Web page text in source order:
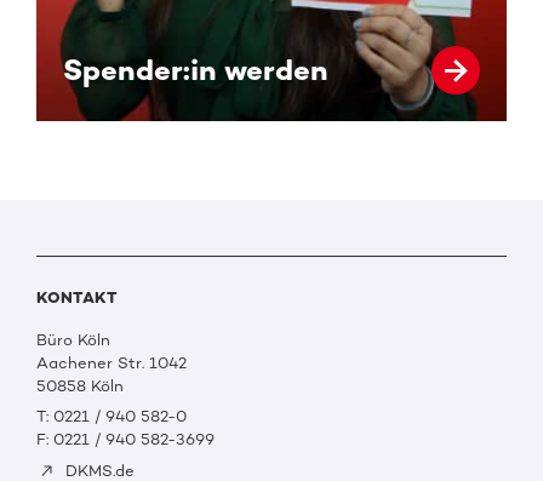
Spender:in werden
KONTAKT
Büro Köln
Aachener Str. 1042
50858 Köln
T: 0221 / 940 582-0
F: 0221 / 940 582-3699
DKMS.de